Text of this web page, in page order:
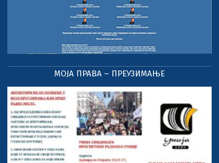
МОЈА ПРАВА – ПРЕУЗИМАЊЕ